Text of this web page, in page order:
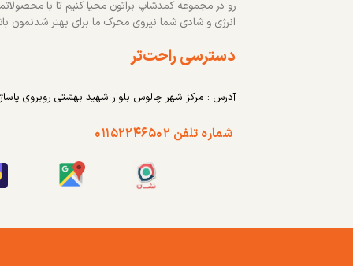
رو در مجموعه کمدشاپ براتون محیا کنیم تا با
انرژی و شادی شما نیروی محرک ما برای بهتر شدنمون
دسترسی راحت‌تر
آدرس : مرکز شهر چالوس بلوار شهید بهشتی روبروی
شماره تلفن ۰۱۱۵۲۲۴۶۵۰۲